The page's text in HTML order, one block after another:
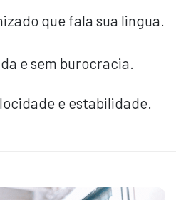
que fala sua lingua.
e sem burocracia.
e estabilidade.